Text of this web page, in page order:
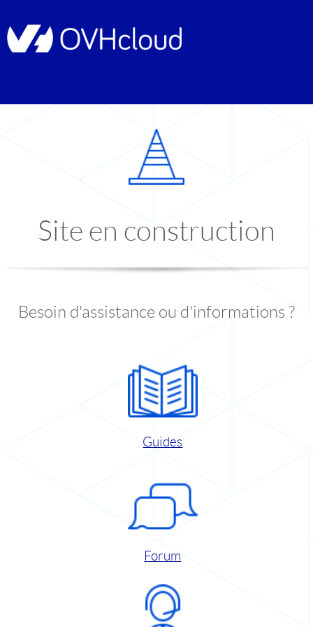
Site en construction
Besoin d'assistance ou d'informations ?
Guides
Forum